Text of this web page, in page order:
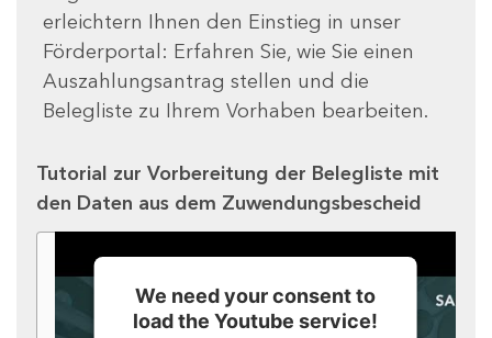
erleichtern Ihnen den Einstieg in unser
Förderportal: Erfahren Sie, wie Sie einen
Auszahlungsantrag stellen und die
Belegliste zu Ihrem Vorhaben bearbeiten.
Tutorial zur Vorbereitung der Belegliste mit
den Daten aus dem Zuwendungsbescheid
We need your consent to
load the Youtube service!